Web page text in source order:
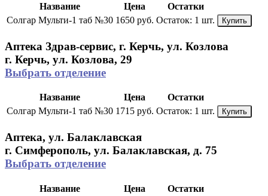
Название Цена
Остатки
Солгар Мульти-1 таб №30 1650 руб. Остаток: 1 шт. Купить
Аптека Здрав-сервис, г. Керчь, ул. Козлова
г. Керчь, ул. Козлова, 29
Выбрать отделение
Название Цена
Остатки
Солгар Мульти-1 таб №30 1715 руб. Остаток: 1 шт. Купить
Аптека, ул. Балаклавская
г. Симферополь, ул. Балаклавская, д. 75
Выбрать отделение
Название Цена
Остатки